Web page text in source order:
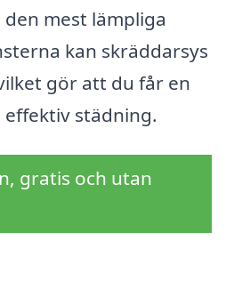
mest lämpliga
kan skräddarsys
gör att du får en
städning.
gratis och utan